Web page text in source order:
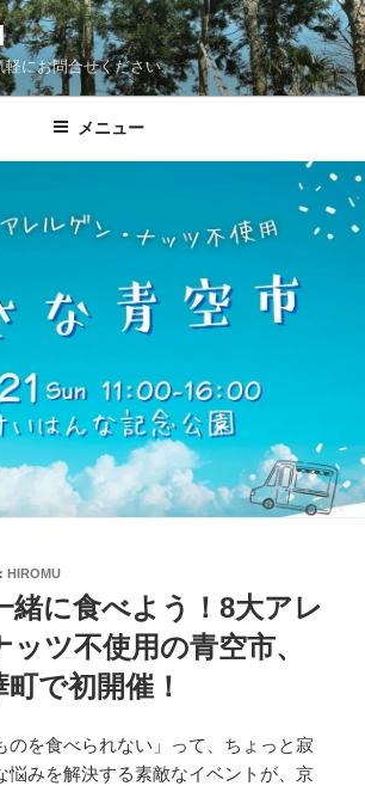
軽にお問合せください。
メニュー
HIROMU
緒に食べよう！8大アレ
ツ不使用の青空市、
で初開催！
のを食べられない」って、ちょっと寂
悩みを解決する素敵なイベントが、京